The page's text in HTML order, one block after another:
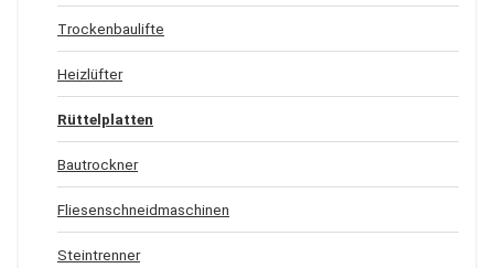
Trockenbaulifte
Heizlüfter
Rüttelplatten
Bautrockner
Fliesenschneidmaschinen
Steintrenner